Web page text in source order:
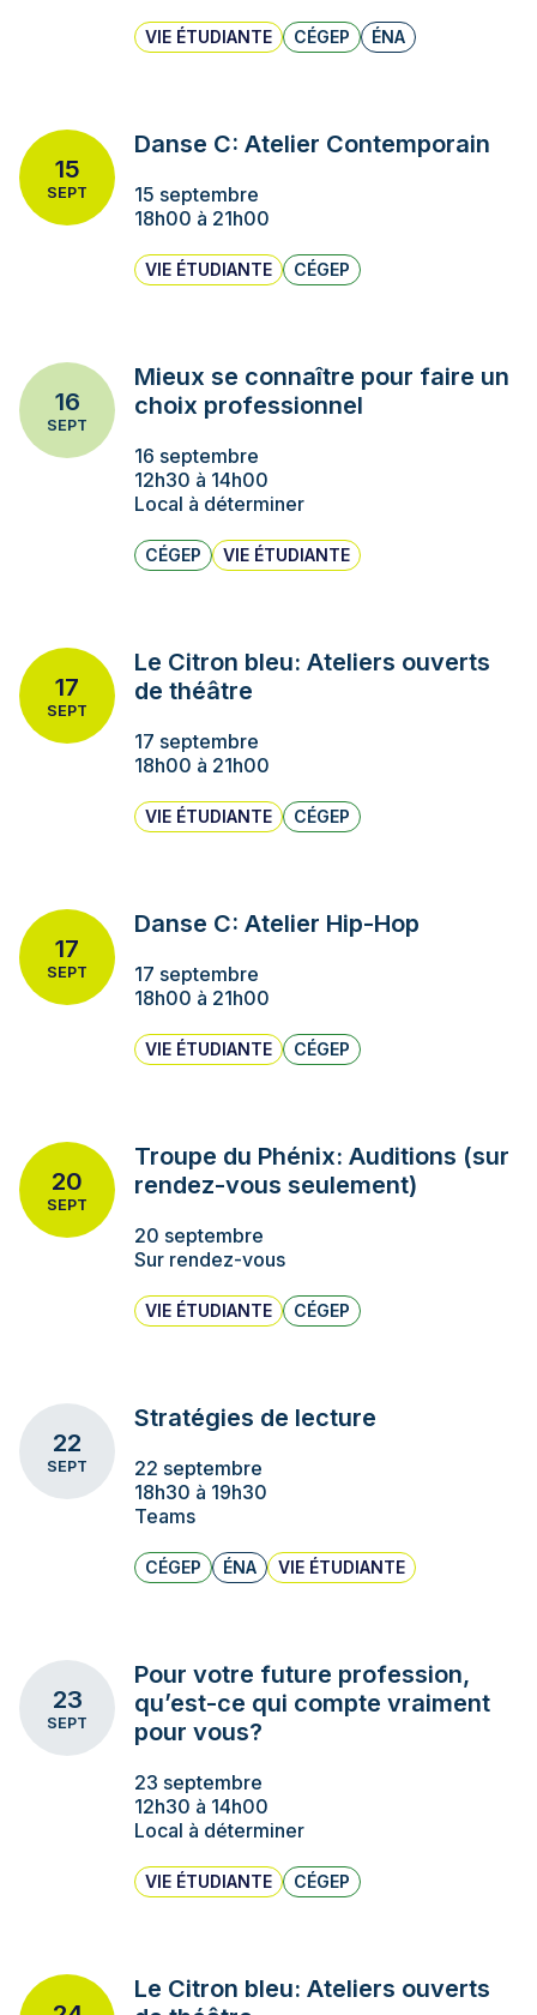
VIE ÉTUDIANTE CÉGEP ÉNA
15
SEPT
Danse C: Atelier Contemporain
15 septembre
18h00 à 21h00
VIE ÉTUDIANTE CÉGEP
16
SEPT
Mieux se connaître pour faire un
choix professionnel
16 septembre
12h30 à 14h00
Local à déterminer
CÉGEP VIE ÉTUDIANTE
17
SEPT
Le Citron bleu: Ateliers ouverts
de théâtre
17 septembre
18h00 à 21h00
VIE ÉTUDIANTE CÉGEP
17
SEPT
Danse C: Atelier Hip-Hop
17 septembre
18h00 à 21h00
VIE ÉTUDIANTE CÉGEP
20
SEPT
Troupe du Phénix: Auditions (sur
rendez-vous seulement)
20 septembre
Sur rendez-vous
VIE ÉTUDIANTE CÉGEP
22
SEPT
Stratégies de lecture
22 septembre
18h30 à 19h30
Teams
CÉGEP ÉNA VIE ÉTUDIANTE
23
SEPT
Pour votre future profession,
qu’est-ce qui compte vraiment
pour vous?
23 septembre
12h30 à 14h00
Local à déterminer
VIE ÉTUDIANTE CÉGEP
Le Citron bleu: Ateliers ouverts